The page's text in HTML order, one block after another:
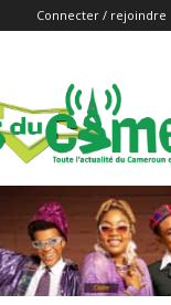
Connecter / rejoindre